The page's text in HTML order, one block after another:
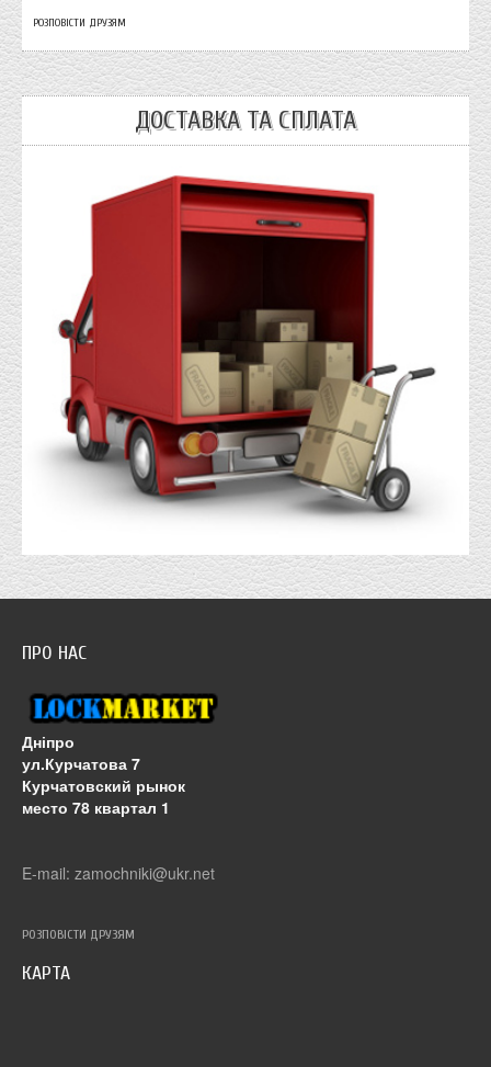
РОЗПОВІСТИ ДРУЗЯМ
ДОСТАВКА ТА СПЛАТА
ПРО НАС
Дніпро
ул.Курчатова 7
Курчатовский рынок
место 78 квартал 1
E-mail: zamochniki@ukr.net
РОЗПОВІСТИ ДРУЗЯМ
КАРТА